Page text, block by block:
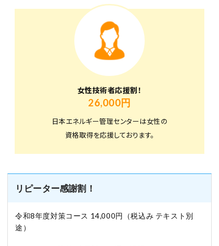
女性技術者応援割！
26,000円
日本エネルギー管理センターは女性の
資格取得を応援しております。
リピーター感謝割！
令和8年度対策コース 14,000円（税込み テキスト別
途）